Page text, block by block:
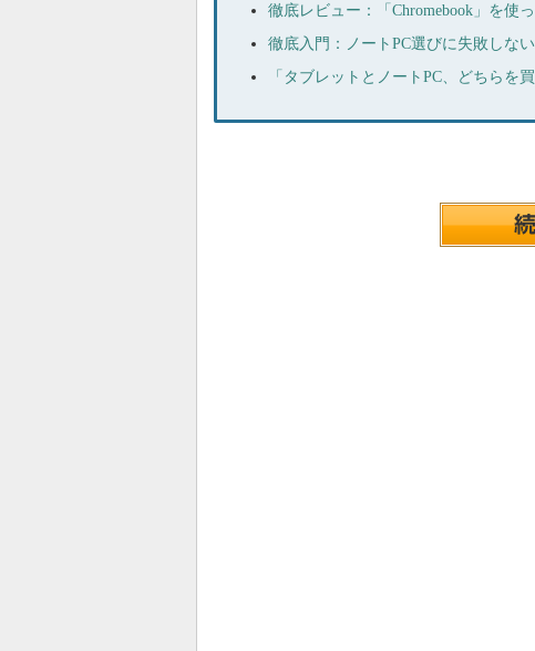
徹底レビュー：「Chromebook」を使
徹底入門：ノートPC選びに失敗しな
「タブレットとノートPC、どちらを